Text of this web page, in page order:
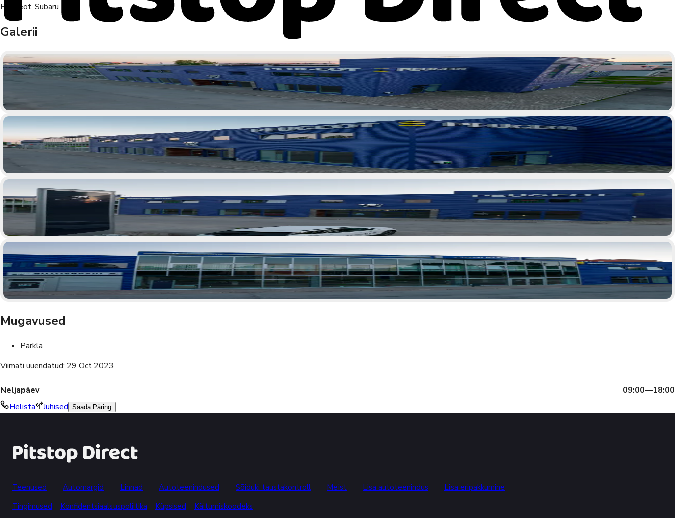
Peugeot, Subaru
Galerii
Mugavused
Parkla
Viimati uuendatud: 29 Oct 2023
Neljapäev
09:00—18:00
Helista
Juhised Saada Päring
Teenused Automargid Linnad Autoteenindused Sõiduki taustakontroll Meist Lisa autoteenindus
Lisa eripakkumine
Tingimused
Konfidentsiaalsuspoliitika Küpsised Käitumiskoodeks